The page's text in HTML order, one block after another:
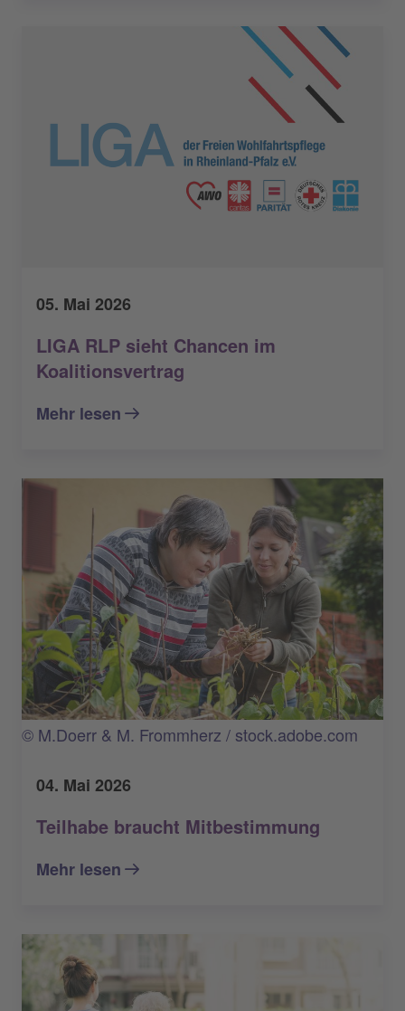
05. Mai 2026
LIGA RLP sieht Chancen im
Koalitionsvertrag
Mehr lesen
© M.Doerr & M. Frommherz / stock.adobe.com
04. Mai 2026
Teilhabe braucht Mitbestimmung
Mehr lesen